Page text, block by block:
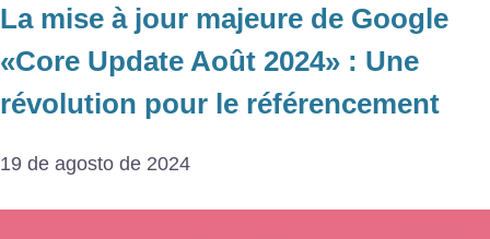
La mise à jour majeure de Google
«Core Update Août 2024» : Une
révolution pour le référencement
19 de agosto de 2024